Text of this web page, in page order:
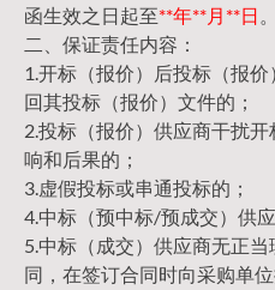
函生效之日起至**年**月**日
二、保证责任内容：
1.开标（报价）后投标（报
回其投标（报价）文件的；
2.投标（报价）供应商干扰
响和后果的；
3.虚假投标或串通投标的；
4.中标（预中标/预成交）供
5.中标（成交）供应商无正
同，在签订合同时向采购单